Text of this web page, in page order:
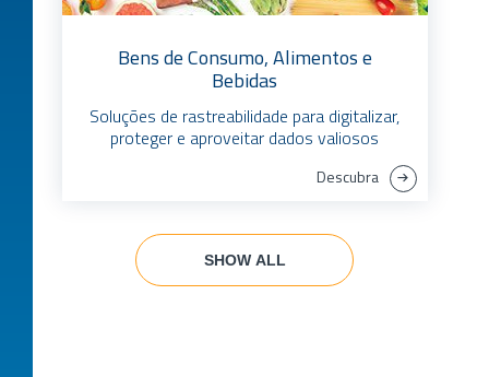
Bens de Consumo, Alimentos e
Bebidas
Soluções de rastreabilidade para digitalizar,
proteger e aproveitar dados valiosos
Descubra
SHOW ALL